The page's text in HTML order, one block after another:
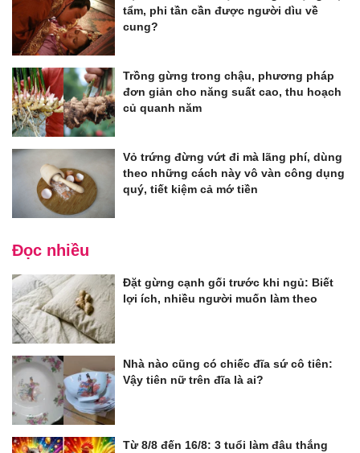
tẩm, phi tần cần được người dìu về
cung?
Trồng gừng trong chậu, phương pháp
đơn giản cho năng suất cao, thu hoạch
củ quanh năm
Vỏ trứng đừng vứt đi mà lãng phí, dùng
theo những cách này vô vàn công dụng
quý, tiết kiệm cả mớ tiền
Đọc nhiều
Đặt gừng cạnh gối trước khi ngủ: Biết
lợi ích, nhiều người muốn làm theo
Nhà nào cũng có chiếc đĩa sứ cô tiên:
Vậy tiên nữ trên đĩa là ai?
Từ 8/8 đến 16/8: 3 tuổi làm đâu thắng